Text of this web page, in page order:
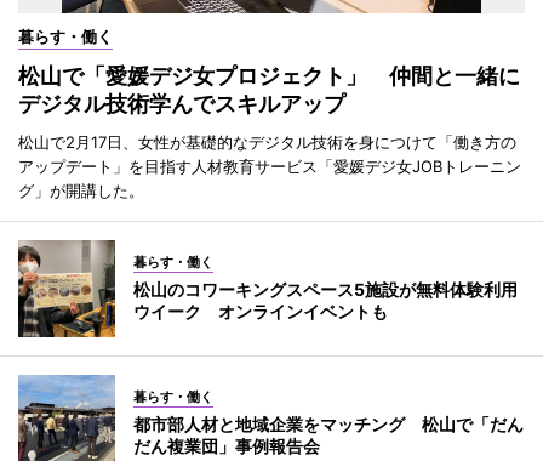
暮らす・働く
松山で「愛媛デジ女プロジェクト」 仲間と一緒に
デジタル技術学んでスキルアップ
松山で2月17日、女性が基礎的なデジタル技術を身につけて「働き方の
アップデート」を目指す人材教育サービス「愛媛デジ女JOBトレーニン
グ」が開講した。
暮らす・働く
松山のコワーキングスペース5施設が無料体験利用
ウイーク オンラインイベントも
暮らす・働く
都市部人材と地域企業をマッチング 松山で「だん
だん複業団」事例報告会